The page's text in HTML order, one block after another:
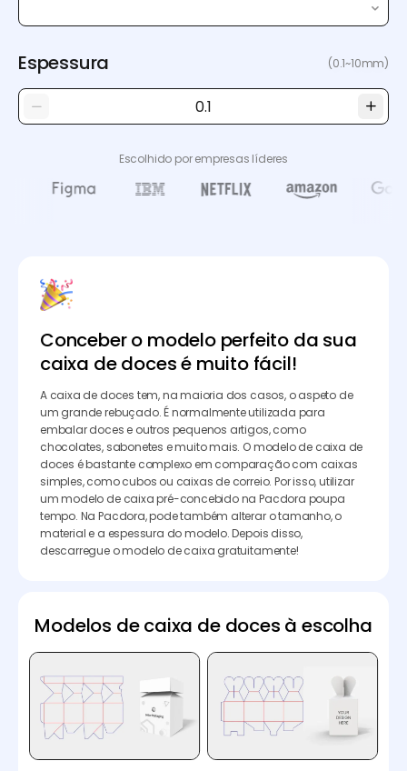
Espessura (0.1~10mm)
Escolhido por empresas líderes
Conceber o modelo perfeito da sua
caixa de doces é muito fácil!
A caixa de doces tem, na maioria dos casos, o aspeto de
um grande rebuçado. É normalmente utilizada para
embalar doces e outros pequenos artigos, como
chocolates, sabonetes e muito mais. O modelo de caixa de
doces é bastante complexo em comparação com caixas
simples, como cubos ou caixas de correio. Por isso, utilizar
um modelo de caixa pré-concebido na Pacdora poupa
tempo. Na Pacdora, pode também alterar o tamanho, o
material e a espessura do modelo. Depois disso,
descarregue o modelo de caixa gratuitamente!
Modelos de caixa de doces à escolha